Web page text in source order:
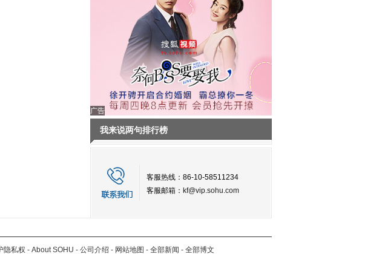
广告
我来说两句排行榜
客服热线：86-10-58511234
客服邮箱： kf@vip.sohu.com
隐私权 - About SOHU - 公司介绍 - 网站地图 - 全部新闻 - 全部博文